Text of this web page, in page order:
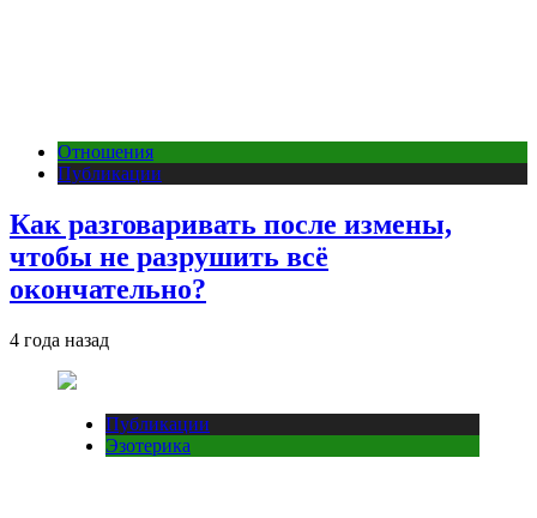
Отношения
Публикации
Как разговаривать после измены,
чтобы не разрушить всё
окончательно?
4 года назад
Публикации
Эзотерика